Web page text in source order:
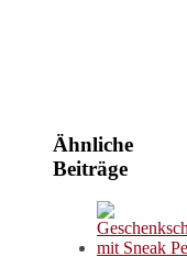
Ähnliche
Beiträge